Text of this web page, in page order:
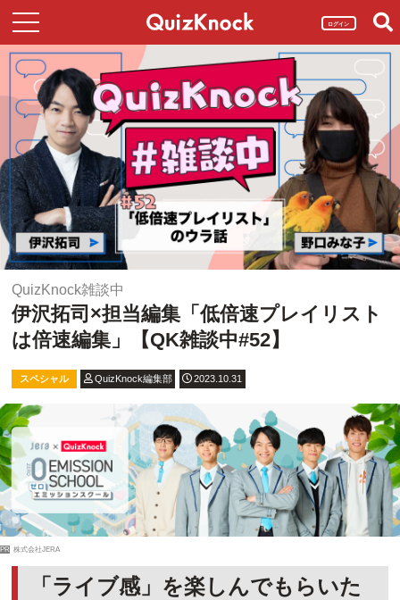
ログイン
QuizKnock雑談中
伊沢拓司×担当編集「低倍速プレイリスト
は倍速編集」【QK雑談中#52】
スペシャル QuizKnock編集部 2023.10.31
PR 株式会社JERA
「ライブ感」を楽しんでもらいた